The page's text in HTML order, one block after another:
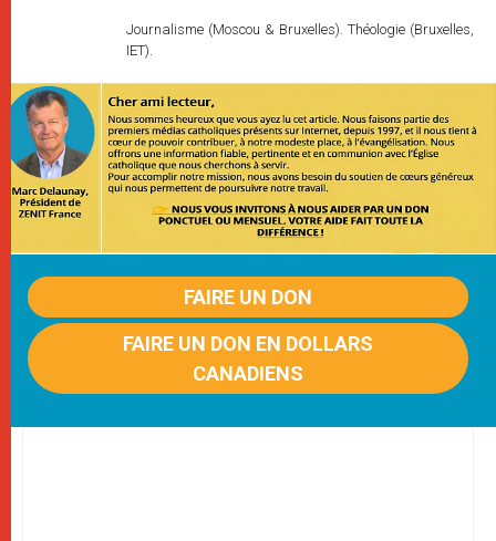
Journalisme (Moscou & Bruxelles). Théologie (Bruxelles,
IET).
FAIRE UN DON
FAIRE UN DON EN DOLLARS
CANADIENS